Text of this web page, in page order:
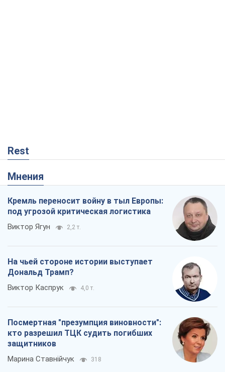
Rest
Мнения
Кремль переносит войну в тыл Европы:
под угрозой критическая логистика
Виктор Ягун 2,2 т.
На чьей стороне истории выступает
Дональд Трамп?
Виктор Каспрук 4,0 т.
Посмертная "презумпция виновности":
кто разрешил ТЦК судить погибших
защитников
Марина Ставнійчук 318